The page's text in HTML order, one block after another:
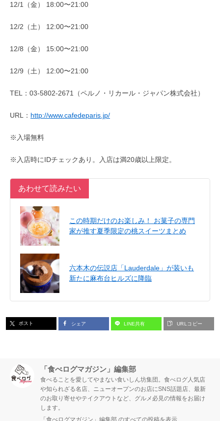
12/1（金） 18:00〜21:00
12/2（土） 12:00〜21:00
12/8（金） 15:00〜21:00
12/9（土） 12:00〜21:00
TEL：03-5802-2671（ペルノ・リカール・ジャパン株式会社）
URL： http://www.cafedeparis.jp/
※入場無料
※入店時にIDチェックあり。入店は満20歳以上限定。
あわせて読みたい
この時期だけのお楽しみ！ お菓子の専門
家が推す夏季限定の桃スイーツまとめ
六本木の伝説店「Lauderdale」が装いも
新たに麻布台ヒルズに降臨
ポスト シェア LINE共有 URLコピー
「食べログマガジン」編集部
食べることを愛してやまない食いしん坊集団。食べログ人気店
や知られざる名店、ニューオープンのお店にSNS話題店、最新
のお取り寄せやテイクアウトなど、グルメ必見の情報をお届け
します。
「食べログマガジン」編集部 のすべての投稿を表示